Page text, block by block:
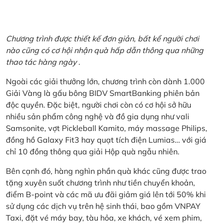
Chương trình được thiết kế đơn giản, bất kể người chơi
nào cũng có cơ hội nhận quà hấp dẫn thông qua những
thao tác hàng ngày .
Ngoài các giải thưởng lớn, chương trình còn dành 1.000
Giải Vàng là gấu bông BIDV SmartBanking phiên bản
độc quyền. Đặc biệt, người chơi còn có cơ hội sở hữu
nhiều sản phẩm công nghệ và đồ gia dụng như vali
Samsonite, vợt Pickleball Kamito, máy massage Philips,
đồng hồ Galaxy Fit3 hay quạt tích điện Lumias… với giá
chỉ 10 đồng thông qua giải Hộp quà ngẫu nhiên.
Bên cạnh đó, hàng nghìn phần quà khác cũng được trao
tặng xuyên suốt chương trình như tiền chuyển khoản,
điểm B-point và các mã ưu đãi giảm giá lên tới 50% khi
sử dụng các dịch vụ trên hệ sinh thái, bao gồm VNPAY
Taxi, đặt vé máy bay, tàu hỏa, xe khách, vé xem phim,